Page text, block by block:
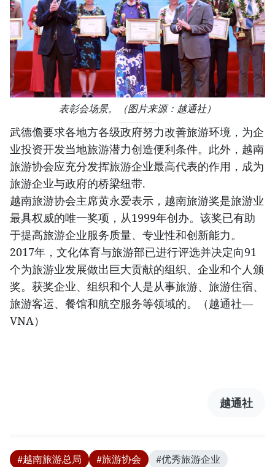
表彰会场景。（图片来源：越通社）​
武德儋要求各地方各级政府努力改善旅游环境，为企
业投资开发当地旅游潜力创造便利条件。此外，越南
旅游协会应充分发挥旅游企业最高代表的作用，成为
旅游企业与政府的桥梁纽带.
越南旅游协会主席黄永爱表示，越南旅游奖是旅游业
最具权威的唯一奖项，从1999年创办。该奖已有助
于提高旅游企业服务质量、专业性和创新能力。
2017年，文化体育与旅游部已进行评选并决定向91
个为旅游业发展做出巨大贡献的组织、企业和个人颁
奖。获奖企业、组织和个人是从事旅游、旅游住宿、
旅游客运、餐馆和航空服务等领域的。（越通社—
VNA）
越通社
#越南旅游总局 #旅游协会
#优秀旅游企业